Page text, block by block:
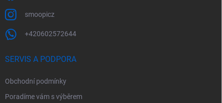
smoopicz
+420602572644
SERVIS A PODPORA
Obchodní podmínky
Poradíme vám s výběrem